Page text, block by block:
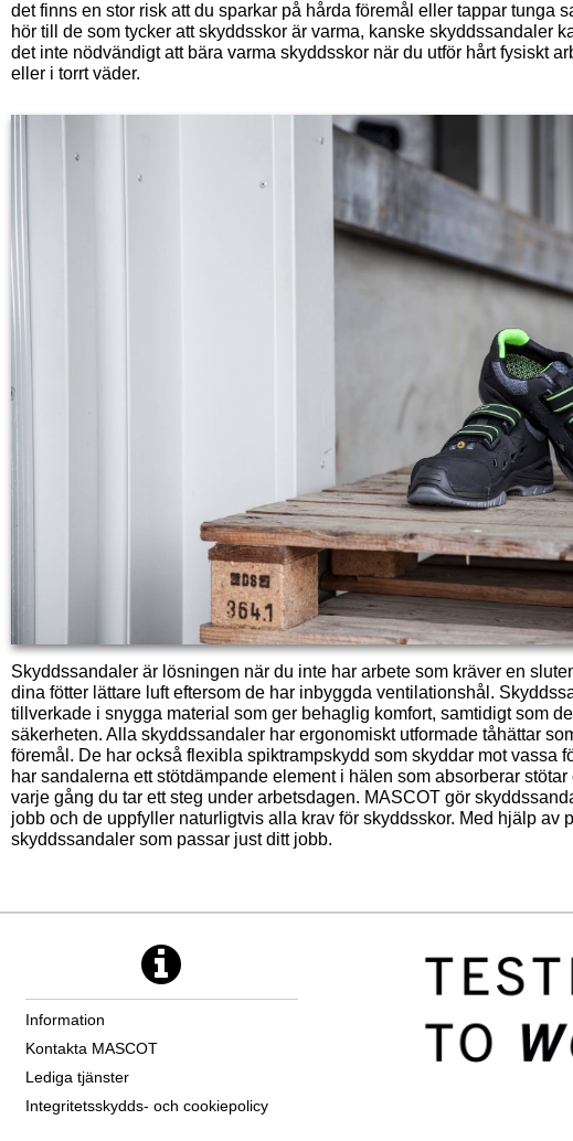
det finns en stor risk att du sparkar på hårda föremål eller tappar tunga
hör till de som tycker att skyddsskor är varma, kanske skyddssandaler
det inte nödvändigt att bära varma skyddsskor när du utför hårt fysiskt
eller i torrt väder.
Skyddssandaler är lösningen när du inte har arbete som kräver en
dina fötter lättare luft eftersom de har inbyggda ventilationshål.
tillverkade i snygga material som ger behaglig komfort, samtidigt som
säkerheten. Alla skyddssandaler har ergonomiskt utformade tåhättar
föremål. De har också flexibla spiktrampskydd som skyddar mot vassa
har sandalerna ett stötdämpande element i hälen som absorberar
varje gång du tar ett steg under arbetsdagen. MASCOT gör
jobb och de uppfyller naturligtvis alla krav för skyddsskor. Med hjälp av
skyddssandaler som passar just ditt jobb.
Information
Kontakta MASCOT
Lediga tjänster
Integritetsskydds- och cookiepolicy